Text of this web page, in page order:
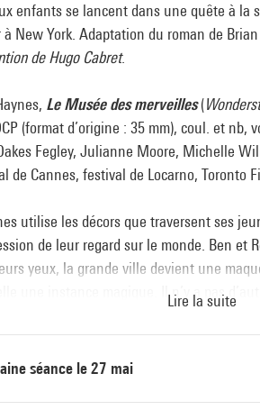
enfants se lancent dans une quête à la
à New York. Adaptation du roman de
de Hugo Cabret.
Le Musée des merveilles(
(format d’origine : 35 mm), coul. et nb,
Fegley, Julianne Moore, Michelle
de Cannes, festival de Locarno, Toronto
utilise les décors que traversent ses
de leur regard sur le monde. Ben et
yeux, la grande ville devient une
une instance magique. Il n’y a pas
plus magique que ceux qui ont mobilisé
Pentagone. » Thomas Sotinel,
Lire la suite
séance le 27 mai